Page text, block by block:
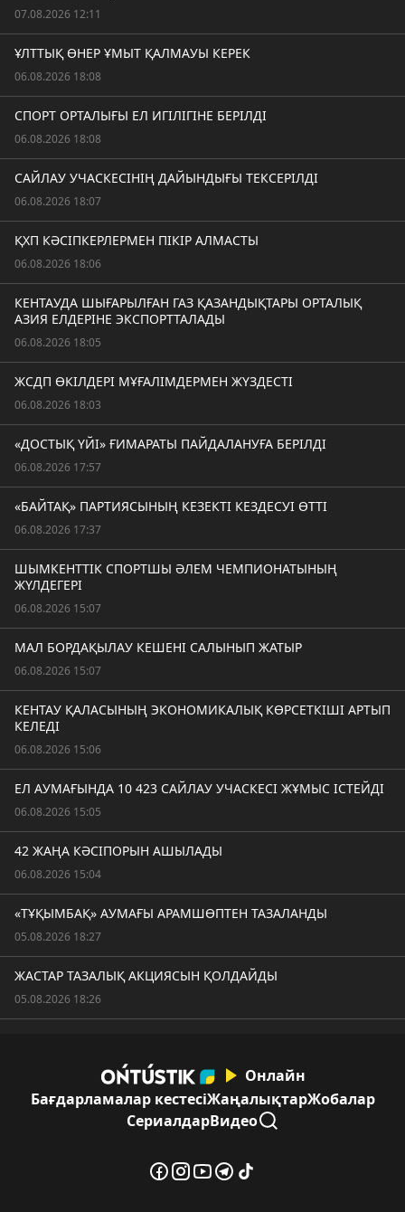
07.08.2026 12:11
ҰЛТТЫҚ ӨНЕР ҰМЫТ ҚАЛМАУЫ КЕРЕК
06.08.2026 18:08
СПОРТ ОРТАЛЫҒЫ ЕЛ ИГІЛІГІНЕ БЕРІЛДІ
06.08.2026 18:08
САЙЛАУ УЧАСКЕСІНІҢ ДАЙЫНДЫҒЫ ТЕКСЕРІЛДІ
06.08.2026 18:07
ҚХП КӘСІПКЕРЛЕРМЕН ПІКІР АЛМАСТЫ
06.08.2026 18:06
КЕНТАУДА ШЫҒАРЫЛҒАН ГАЗ ҚАЗАНДЫҚТАРЫ ОРТАЛЫҚ
АЗИЯ ЕЛДЕРІНЕ ЭКСПОРТТАЛАДЫ
06.08.2026 18:05
ЖСДП ӨКІЛДЕРІ МҰҒАЛІМДЕРМЕН ЖҮЗДЕСТІ
06.08.2026 18:03
«ДОСТЫҚ ҮЙІ» ҒИМАРАТЫ ПАЙДАЛАНУҒА БЕРІЛДІ
06.08.2026 17:57
«БАЙТАҚ» ПАРТИЯСЫНЫҢ КЕЗЕКТІ КЕЗДЕСУІ ӨТТІ
06.08.2026 17:37
ШЫМКЕНТТІК СПОРТШЫ ӘЛЕМ ЧЕМПИОНАТЫНЫҢ
ЖҮЛДЕГЕРІ
06.08.2026 15:07
МАЛ БОРДАҚЫЛАУ КЕШЕНІ САЛЫНЫП ЖАТЫР
06.08.2026 15:07
КЕНТАУ ҚАЛАСЫНЫҢ ЭКОНОМИКАЛЫҚ КӨРСЕТКІШІ АРТЫП
КЕЛЕДІ
06.08.2026 15:06
ЕЛ АУМАҒЫНДА 10 423 САЙЛАУ УЧАСКЕСІ ЖҰМЫС ІСТЕЙДІ
06.08.2026 15:05
42 ЖАҢА КӘСІПОРЫН АШЫЛАДЫ
06.08.2026 15:04
«ТҰҚЫМБАҚ» АУМАҒЫ АРАМШӨПТЕН ТАЗАЛАНДЫ
05.08.2026 18:27
ЖАСТАР ТАЗАЛЫҚ АКЦИЯСЫН ҚОЛДАЙДЫ
05.08.2026 18:26
Онлайн
Бағдарламалар кестесіЖаңалықтарЖобалар
СериалдарВидео